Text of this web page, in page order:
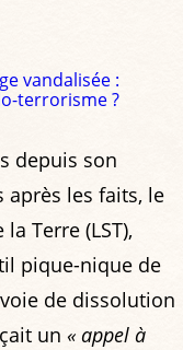
vandalisée :
terrorisme ?
depuis son
après les faits, le
Terre (LST),
pique-nique de
de dissolution
un « appel à